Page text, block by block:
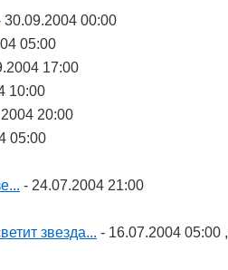
30.09.2004 00:00
05:00
17:00
10:00
20:00
05:00
- 24.07.2004 21:00
звезда... - 16.07.2004 05:00 ,